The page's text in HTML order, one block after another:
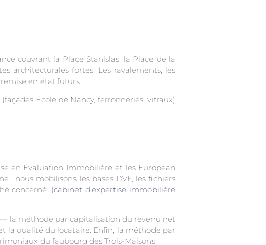
couvrant la Place Stanislas, la Place de la
architecturales fortes. Les ravalements, les
en état futurs.
École de Nancy, ferronneries, vitraux)
en Évaluation Immobilière et les European
: nous mobilisons les bases DVF, les fichiers
concerné. (cabinet d’expertise immobilière
la méthode par capitalisation du revenu net
la qualité du locataire. Enfin, la méthode par
du faubourg des Trois-Maisons.